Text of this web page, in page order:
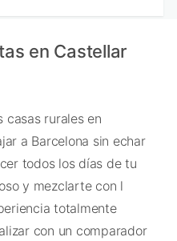
en Castellar
casas rurales en
a Barcelona sin echar
todos los días de tu
y mezclarte con l
totalmente
con un comparador